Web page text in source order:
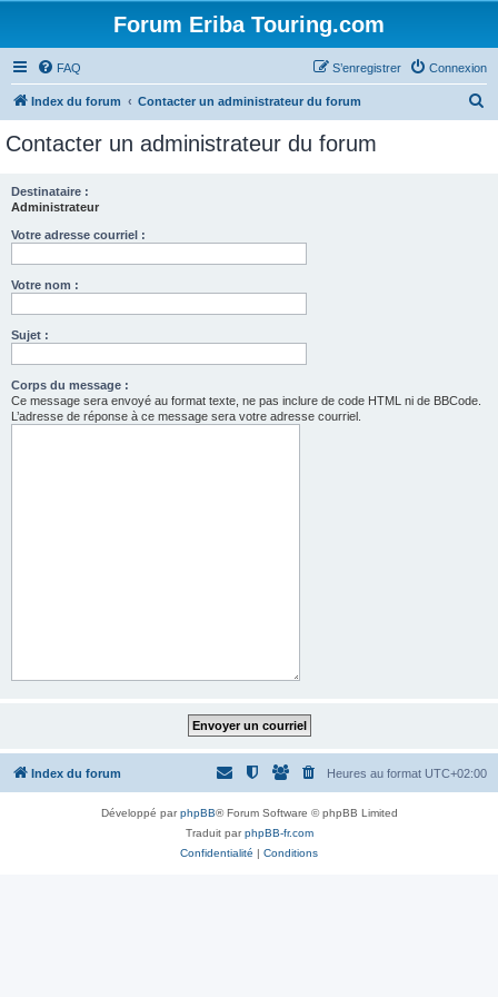
Forum Eriba Touring.com
FAQ Connexion
S’enregistrer
Index du forum Contacter un administrateur du forum
Contacter un administrateur du forum
Destinataire :
Administrateur
Votre adresse courriel :
Votre nom :
Sujet :
Corps du message :
Ce message sera envoyé au format texte, ne pas inclure de code HTML ni de BBCode.
L’adresse de réponse à ce message sera votre adresse courriel.
Index du forum Heures au format UTC+02:00
Développé parphpBB® Forum Software © phpBB Limited
Traduit parphpBB-fr.com
Confidentialité | Conditions